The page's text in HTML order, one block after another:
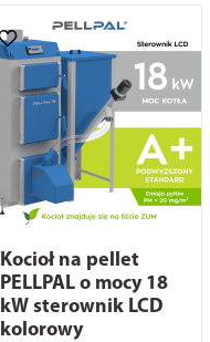
Kocioł na pellet
PELLPAL o mocy 18
kW sterownik LCD
kolorowy